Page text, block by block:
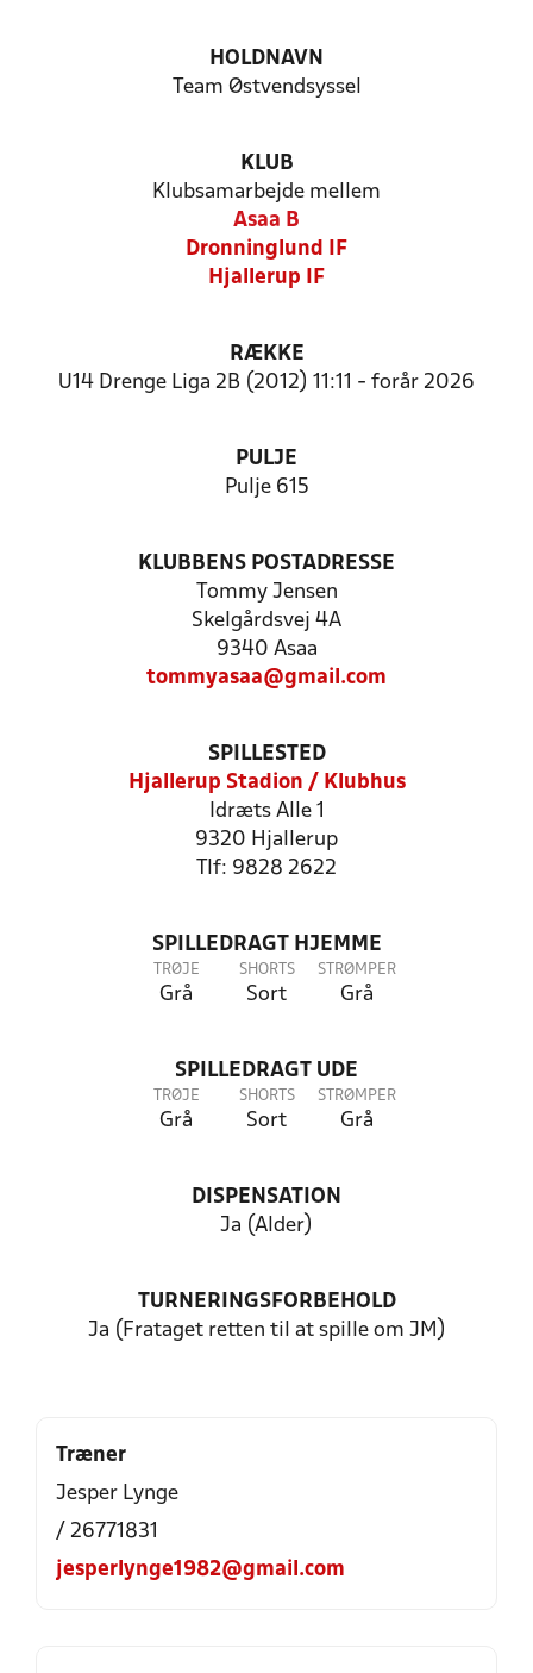
HOLDNAVN
Team Østvendsyssel
KLUB
Klubsamarbejde mellem
Asaa B
Dronninglund IF
Hjallerup IF
RÆKKE
U14 Drenge Liga 2B (2012) 11:11 - forår 2026
PULJE
Pulje 615
KLUBBENS POSTADRESSE
Tommy Jensen
Skelgårdsvej 4A
9340 Asaa
tommyasaa@gmail.com
SPILLESTED
Hjallerup Stadion / Klubhus
Idræts Alle 1
9320 Hjallerup
Tlf: 9828 2622
SPILLEDRAGT HJEMME
TRØJE
Grå
SHORTS
Sort
STRØMPER
Grå
SPILLEDRAGT UDE
TRØJE
Grå
SHORTS
Sort
STRØMPER
Grå
DISPENSATION
Ja (Alder)
TURNERINGSFORBEHOLD
Ja (Frataget retten til at spille om JM)
Træner
Jesper Lynge
/ 26771831
jesperlynge1982@gmail.com